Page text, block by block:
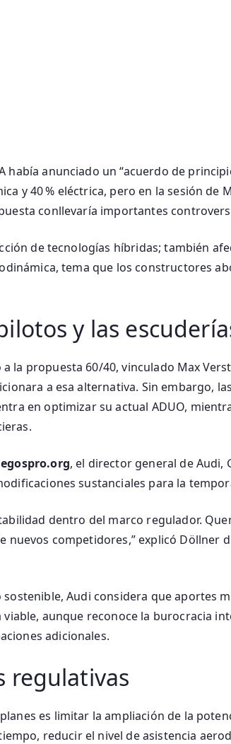
había anunciado un “acuerdo de
y 40 % eléctrica, pero en la sesión de
conllevaría importantes
de tecnologías híbridas; también
tema que los constructores
y las
la propuesta 60/40, vinculado Max
a esa alternativa. Sin embargo,
en optimizar su actual ADUO,
, el director general de Audi,
sustanciales para la
dentro del marco regulador.
nuevos competidores,” explicó Döllner
Audi considera que aportes
aunque reconoce la burocracia
adicionales.
regulativas
es limitar la ampliación de la
reducir el nivel de asistencia